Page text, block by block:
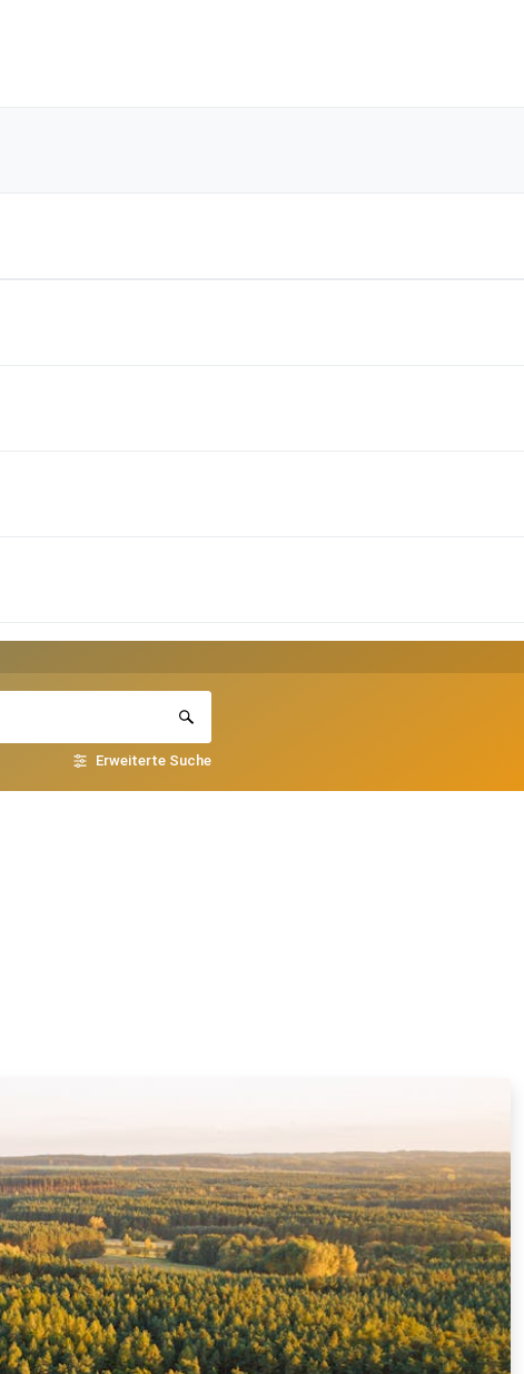
Erweiterte Suche